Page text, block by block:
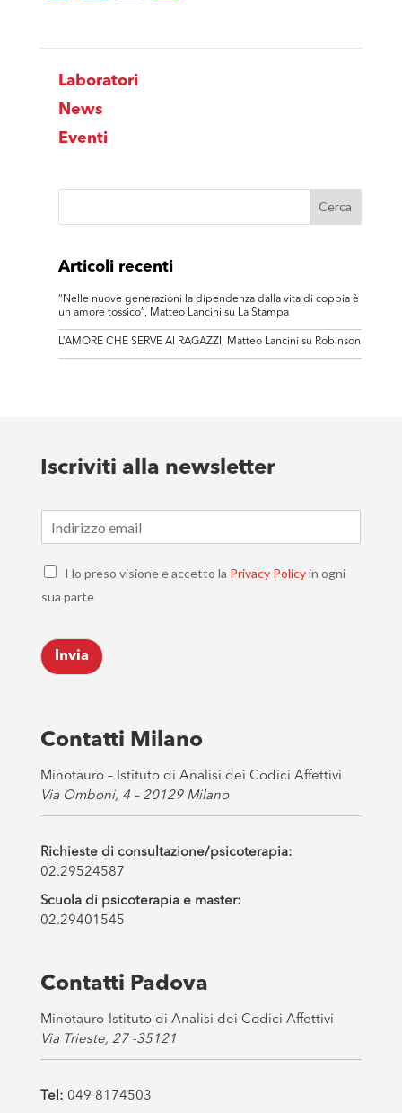
Laboratori
News
Eventi
Articoli recenti
“Nelle nuove generazioni la dipendenza dalla vita di coppia è
un amore tossico”, Matteo Lancini su La Stampa
L’AMORE CHE SERVE AI RAGAZZI, Matteo Lancini su Robinson
Iscriviti alla newsletter
m
C
e
k
b
o
s
*
Ho preso visione e accetto la Privacy Policyin ogni
sua parte
Invia
Contatti Milano
Minotauro – Istituto di Analisi dei Codici Affettivi
Via Omboni, 4 – 20129 Milano
Richieste di consultazione/psicoterapia:
02.29524587
Scuola di psicoterapia e master:
02.29401545
Contatti Padova
Minotauro-Istituto di Analisi dei Codici Affettivi
Via Trieste, 27 -35121
Tel: 049 8174503